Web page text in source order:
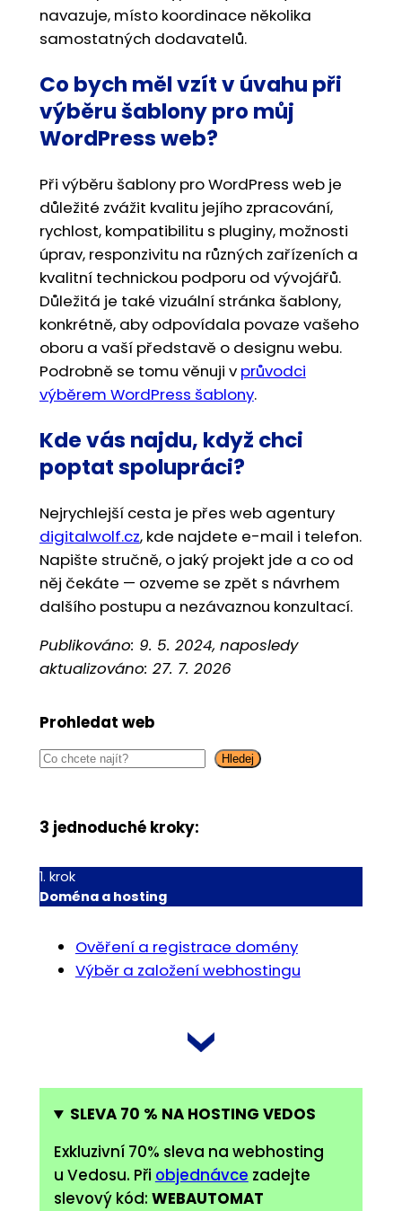
navazuje, místo koordinace několika
samostatných dodavatelů.
Co bych měl vzít v úvahu při
výběru šablony pro můj
WordPress web?
Při výběru šablony pro WordPress web je
důležité zvážit kvalitu jejího zpracování,
rychlost, kompatibilitu s pluginy, možnosti
úprav, responzivitu na různých zařízeních a
kvalitní technickou podporu od vývojářů.
Důležitá je také vizuální stránka šablony,
konkrétně, aby odpovídala povaze vašeho
oboru a vaší představě o designu webu.
Podrobně se tomu věnuji v průvodci
výběrem WordPress šablony.
Kde vás najdu, když chci
poptat spolupráci?
Nejrychlejší cesta je přes web agentury
digitalwolf.cz, kde najdete e-mail i telefon.
Napište stručně, o jaký projekt jde a co od
něj čekáte — ozveme se zpět s návrhem
dalšího postupu a nezávaznou konzultací.
Publikováno: 9. 5. 2024, naposledy
aktualizováno: 27. 7. 2026
Prohledat web
S
r
h
Hledej
3 jednoduché kroky:
1. krok
Doména a hosting
Ověření a registrace domény
Výběr a založení webhostingu
SLEVA 70 % NA HOSTING VEDOS
Exkluzivní 70% sleva na webhosting
u Vedosu. Při objednávce zadejte
slevový kód: WEBAUTOMAT